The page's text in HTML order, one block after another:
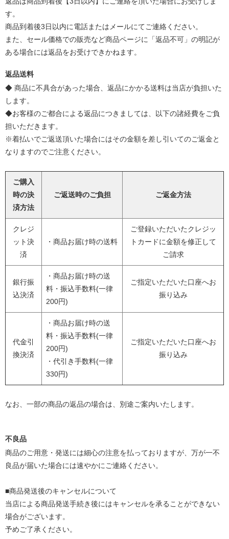
す。
商品到着後3日以内に電話またはメールにてご連絡ください。
また、セール価格での販売など商品ページに「返品不可」の明記が
ある場合には返品をお受けできかねます。
返品送料
◆ 商品に不具合があった場合、返品にかかる送料は当店が負担いた
します。
◆お客様のご都合による返品につきましては、以下の諸経費をご負
担いただきます。
※着払いでご返送頂いた場合にはその金額を差し引いてのご返金と
なりますのでご注意ください。
ご購入
時の決
済方法
ご返送時のご負担 ご返金方法
クレジ
ット決
済
・商品お届け時の送料
ご登録いただいたクレジッ
トカードに金額を修正して
ご請求
銀行振
込決済
・商品お届け時の送
料・振込手数料(一律
200円)
ご指定いただいた口座へお
振り込み
代金引
換決済
・商品お届け時の送
料・振込手数料(一律
200円)
・代引き手数料(一律
330円)
ご指定いただいた口座へお
振り込み
なお、一部の商品の返品の場合は、別途ご案内いたします。
不良品
商品のご用意・発送には細心の注意を払っておりますが、万が一不
良品が届いた場合には速やかにご連絡ください。
■商品発送後のキャンセルについて
当店による商品発送手続き後にはキャンセルを承ることができない
場合がございます。
予めご了承ください。